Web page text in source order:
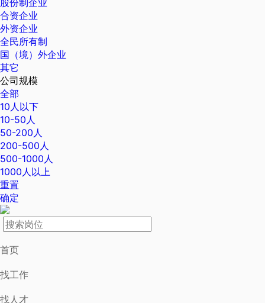
股份制企业
合资企业
外资企业
全民所有制
国（境）外企业
其它
公司规模
全部
10人以下
10-50人
50-200人
200-500人
500-1000人
1000人以上
重置
确定
首页
找工作
找人才